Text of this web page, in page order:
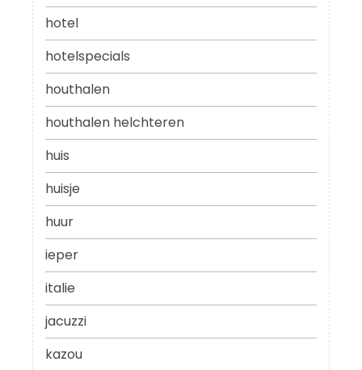
hotel
hotelspecials
houthalen
houthalen helchteren
huis
huisje
huur
ieper
italie
jacuzzi
kazou